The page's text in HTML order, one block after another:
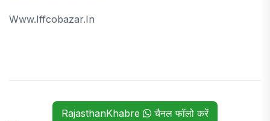
Www.iffcobazar.in
RajasthanKhabre चैनल फॉलो करें